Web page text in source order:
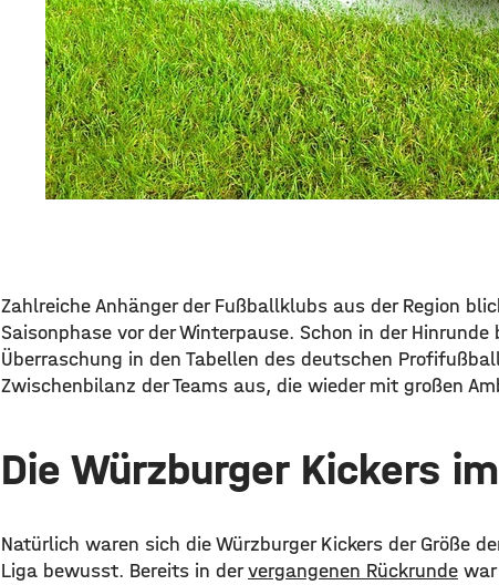
Zahlreiche Anhänger der Fußballklubs aus der Region
Saisonphase vor der Winterpause. Schon in der
Überraschung in den Tabellen des deutschen
Zwischenbilanz der Teams aus, die wieder mit großen
Die Würzburger Kickers
Natürlich waren sich die Würzburger Kickers der Größe
Liga bewusst. Bereits in dervergangenen Rückrunde